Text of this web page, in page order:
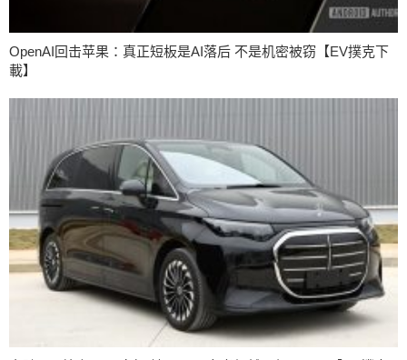
OpenAI回击苹果：真正短板是AI落后 不是机密被窃【EV撲克下
載】